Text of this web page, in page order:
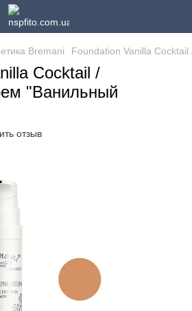
Bremani Foundation Vanilla
Cocktail /
"Ванильный
отзыв